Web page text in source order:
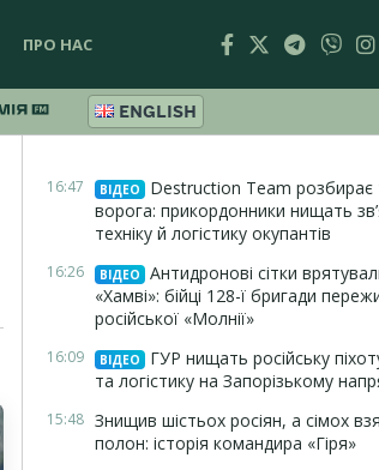
ПРО НАС
ENGLISH
16:47 ВІДЕО
Destruction Team розбирає
ворога: прикордонники нищать
техніку й логістику окупантів
16:26 ВІДЕО
Антидронові сітки
«Хамві»: бійці 128-ї бригади
російської «Молнії»
16:09 ВІДЕО
ГУР нищать російську
та логістику на Запорізькому
15:48 Знищив шістьох росіян, а сімох
полон: історія командира «Гіря»